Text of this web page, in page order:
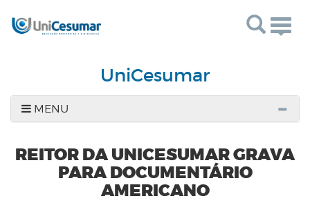
UniCesumar
MENU
REITOR DA UNICESUMAR GRAVA
PARA DOCUMENTÁRIO
AMERICANO